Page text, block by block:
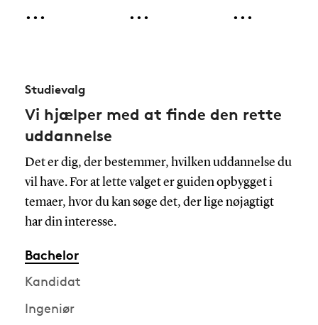
Sønderborg,
Esbjerg,
Kolding og
glæder os til
at se jer til
studiestart i
...
til, at alle
og
auditorier
igen bliver
...
fylder 60 år i
Odense
Universitet,
som det tog
...
Studievalg
Vi hjælper med at finde den rette
uddannelse
Det er dig, der bestemmer, hvilken uddannelse du
vil have. For at lette valget er guiden opbygget i
temaer, hvor du kan søge det, der lige nøjagtigt
har din interesse.
Bachelor
Kandidat
Ingeniør